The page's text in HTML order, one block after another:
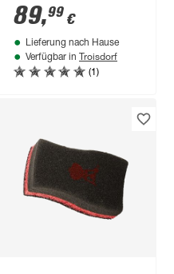
schwarz Ø 37 x 43,2
cm
89,99 €
Lieferung nach Hause
Verfügbar in Troisdorf
(1)